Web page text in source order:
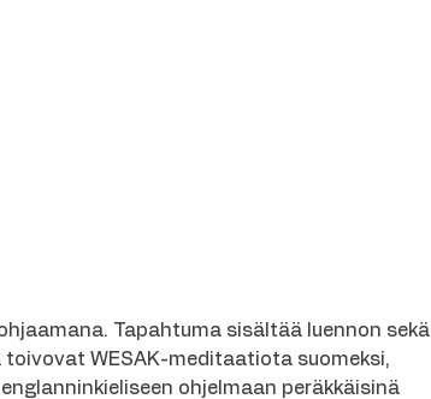
Tapahtuma sisältää luennon sekä
WESAK-meditaatiota suomeksi,
ohjelmaan peräkkäisinä